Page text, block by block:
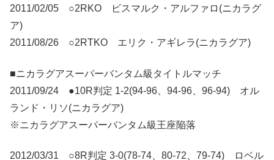
2011/02/05 ○2RKO ビスマルク・アルファロ(ニカラグ
ア)
2011/08/26 ○2RTKO エリク・アギレラ(ニカラグア)
■ニカラグアスーパーバンタム級タイトルマッチ
2011/09/24 ●10R判定 1-2(94-96、94-96、96-94) オル
ランド・リソ(ニカラグア)
※ニカラグアスーパーバンタム級王座陥落
2012/03/31 ○8R判定 3-0(78-74、80-72、79-74) ロベル